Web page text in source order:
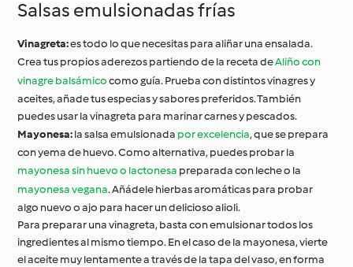
Salsas emulsionadas frías
Vinagreta:es todo lo que necesitas para aliñar una ensalada.
Crea tus propios aderezos partiendo de la receta deAliño con
vinagre balsámicocomo guía. Prueba con distintos vinagres y
aceites, añade tus especias y sabores preferidos. También
puedes usar la vinagreta para marinar carnes y pescados.
Mayonesa:la salsa emulsionada por excelencia, que se prepara
con yema de huevo. Como alternativa, puedes probar la
mayonesa sin huevo o lactonesa preparada con leche o la
mayonesa vegana. Añádele hierbas aromáticas para probar
algo nuevo o ajo para hacer un delicioso alioli.
Para preparar una vinagreta, basta con emulsionar todos los
ingredientes al mismo tiempo. En el caso de la mayonesa, vierte
el aceite muy lentamente a través de la tapa del vaso, en forma